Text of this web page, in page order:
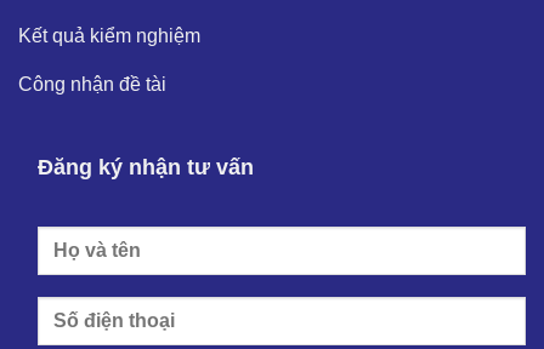
Kết quả kiểm nghiệm
Công nhận đề tài
Đăng ký nhận tư vấn